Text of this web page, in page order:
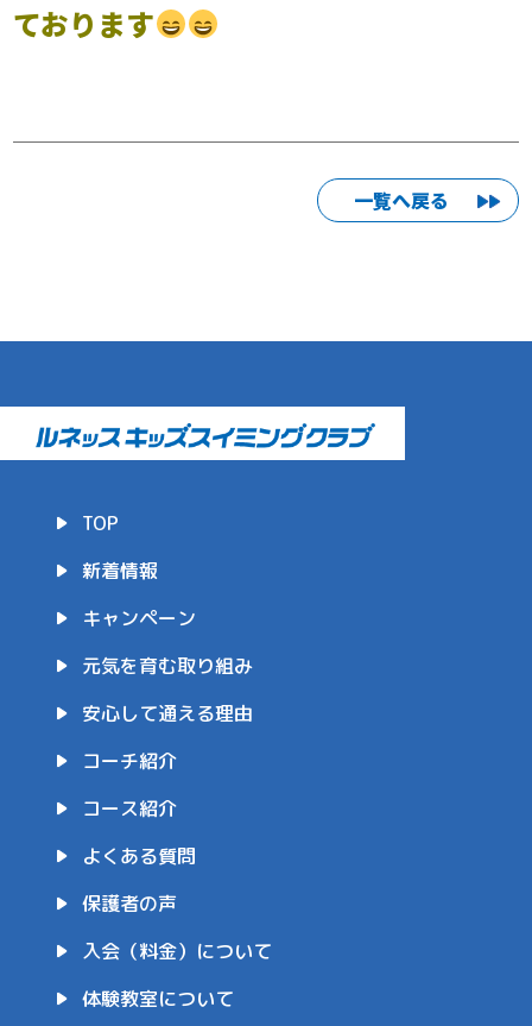
ております
一覧へ戻る
TOP
新着情報
キャンペーン
元気を育む取り組み
安心して通える理由
コーチ紹介
コース紹介
よくある質問
保護者の声
入会（料金）について
体験教室について